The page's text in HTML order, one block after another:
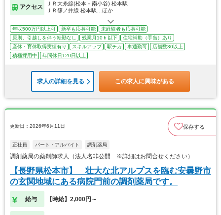
アクセス
ＪＲ大糸線(松本－南小谷) 松本駅
ＪＲ篠ノ井線 松本駅…ほか
年収500万円以上可 新卒も応募可能
未経験者も応募可能
原則、引越しを伴う転勤なし
残業月10ｈ以下
住宅補助（手当）あり
産休・育休取得実績有り
スキルアップ 駅チカ 車通勤可
店舗数30以上
積極採用中
年間休日120日以上
求人の詳細を見る この求人に興味がある
更新日：2026年6月11日 保存する
正社員 パート・アルバイト 調剤薬局
調剤薬局の薬剤師求人（法人名非公開 ※詳細はお問合せください）
【長野県松本市】 壮大な北アルプスを臨む安曇野市
の玄関地域にある病院門前の調剤薬局です。
給与 【時給】2,000円～